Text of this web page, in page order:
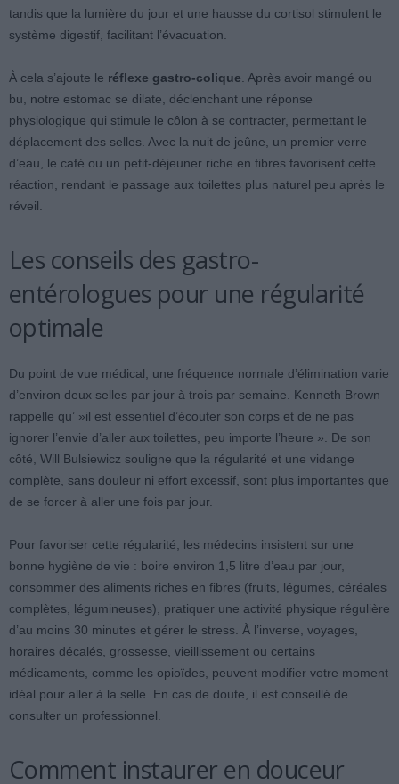
tandis que la lumière du jour et une hausse du cortisol stimulent le
système digestif, facilitant l’évacuation.
À cela s’ajoute le réflexe gastro-colique . Après avoir mangé ou
bu, notre estomac se dilate, déclenchant une réponse
physiologique qui stimule le côlon à se contracter, permettant le
déplacement des selles. Avec la nuit de jeûne, un premier verre
d’eau, le café ou un petit-déjeuner riche en fibres favorisent cette
réaction, rendant le passage aux toilettes plus naturel peu après le
réveil.
Les conseils des gastro-
entérologues pour une régularité
optimale
Du point de vue médical, une fréquence normale d’élimination varie
d’environ deux selles par jour à trois par semaine. Kenneth Brown
rappelle qu’ »il est essentiel d’écouter son corps et de ne pas
ignorer l’envie d’aller aux toilettes, peu importe l’heure ». De son
côté, Will Bulsiewicz souligne que la régularité et une vidange
complète, sans douleur ni effort excessif, sont plus importantes que
de se forcer à aller une fois par jour.
Pour favoriser cette régularité, les médecins insistent sur une
bonne hygiène de vie : boire environ 1,5 litre d’eau par jour,
consommer des aliments riches en fibres (fruits, légumes, céréales
complètes, légumineuses), pratiquer une activité physique régulière
d’au moins 30 minutes et gérer le stress. À l’inverse, voyages,
horaires décalés, grossesse, vieillissement ou certains
médicaments, comme les opioïdes, peuvent modifier votre moment
idéal pour aller à la selle. En cas de doute, il est conseillé de
consulter un professionnel.
Comment instaurer en douceur